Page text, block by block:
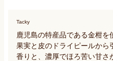
Tacky
鹿児島の特産品である金柑
果実と皮のドライピールから
香りと、濃厚でほろ苦い甘さ